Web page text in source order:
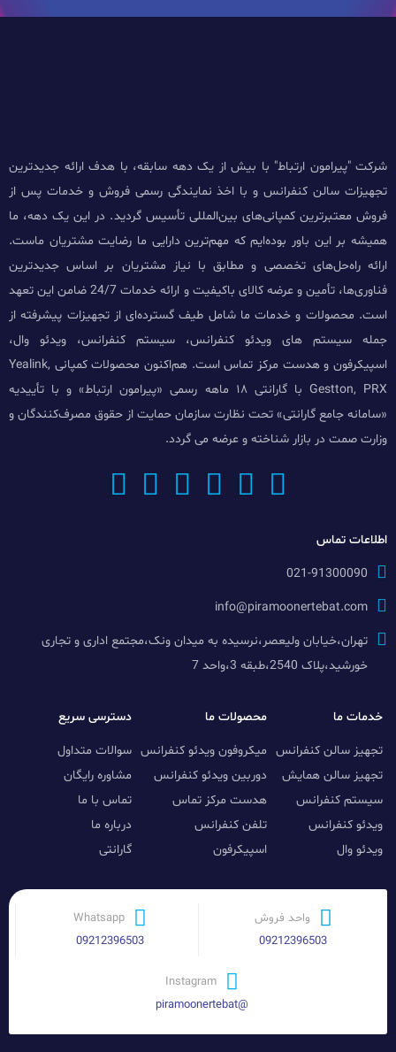
شرکت "پیرامون ارتباط" با بیش از یک دهه سابقه، با هدف ارائه جدیدترین
تجهیزات سالن کنفرانس و با اخذ نمایندگی رسمی فروش و خدمات پس از
فروش معتبرترین کمپانی‌های بین‌المللی تأسیس گردید. در این یک دهه، ما
همیشه بر این باور بوده‌ایم که مهم‌ترین دارایی ما رضایت مشتریان ماست.
ارائه راه‌حل‌های تخصصی و مطابق با نیاز مشتریان بر اساس جدیدترین
فناوری‌ها، تأمین و عرضه کالای باکیفیت و ارائه خدمات 24/7 ضامن این تعهد
است. محصولات و خدمات ما شامل طیف گسترده‌ای از تجهیزات پیشرفته از
جمله سیستم های ویدئو کنفرانس، سیستم کنفرانس، ویدئو وال،
اسپیکرفون و هدست مرکز تماس است. هم‌اکنون محصولات کمپانی Yealink,
Gestton, PRX با گارانتی ۱۸ ماهه رسمی «پیرامون ارتباط» و با تأییدیه
«سامانه جامع گارانتی» تحت نظارت سازمان حمایت از حقوق مصرف‌کنندگان و
وزارت صمت در بازار شناخته و عرضه می گردد.
اطلاعات تماس
021-91300090
info@piramoonertebat.com
تهران،خیابان ولیعصر،نرسیده به میدان ونک،مجتمع اداری و تجاری
خورشید،پلاک 2540،طبقه 3،واحد 7
خدمات ما
تجهیز سالن کنفرانس
تجهیز سالن همایش
سیستم کنفرانس
ویدئو کنفرانس
ویدئو وال
محصولات ما
میکروفون ویدئو کنفرانس
دوربین ویدئو کنفرانس
هدست مرکز تماس
تلفن کنفرانس
اسپیکرفون
دسترسی سریع
سوالات متداول
مشاوره رایگان
تماس با ما
درباره ما
گارانتی
واحد فروش
09212396503
Whatsapp
09212396503
Instagram
@piramoonertebat